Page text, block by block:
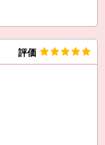
評価